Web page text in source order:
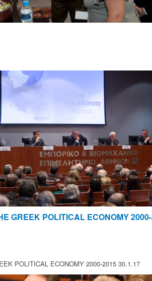
POLITICAL ECONOMY
POLITICAL ECONOMY 2000-2015 30.1.17